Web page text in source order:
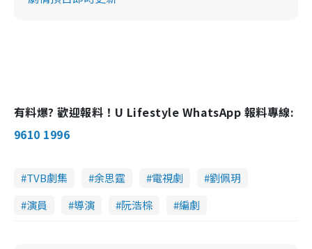
有料爆? 歡迎報料！U Lifestyle WhatsApp 報料專線:
9610 1996
TVB劇集 余思霆 電視劇
劉佩玥
演員
導演 阮浩棕 編劇